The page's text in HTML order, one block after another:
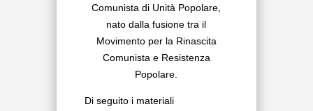
Comunista di Unità Popolare,
nato dalla fusione tra il
Movimento per la Rinascita
Comunista e Resistenza
Popolare.
Di seguito i materiali